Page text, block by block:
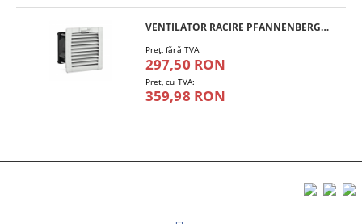
VENTILATOR RACIRE PFANNENBERG PF 11.000
Preţ, fără TVA:
297,50 RON
Pret, cu TVA:
359,98 RON